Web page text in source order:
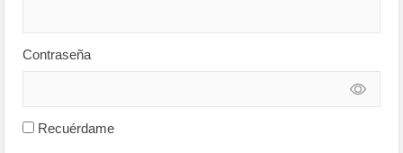
Contraseña
Recuérdame